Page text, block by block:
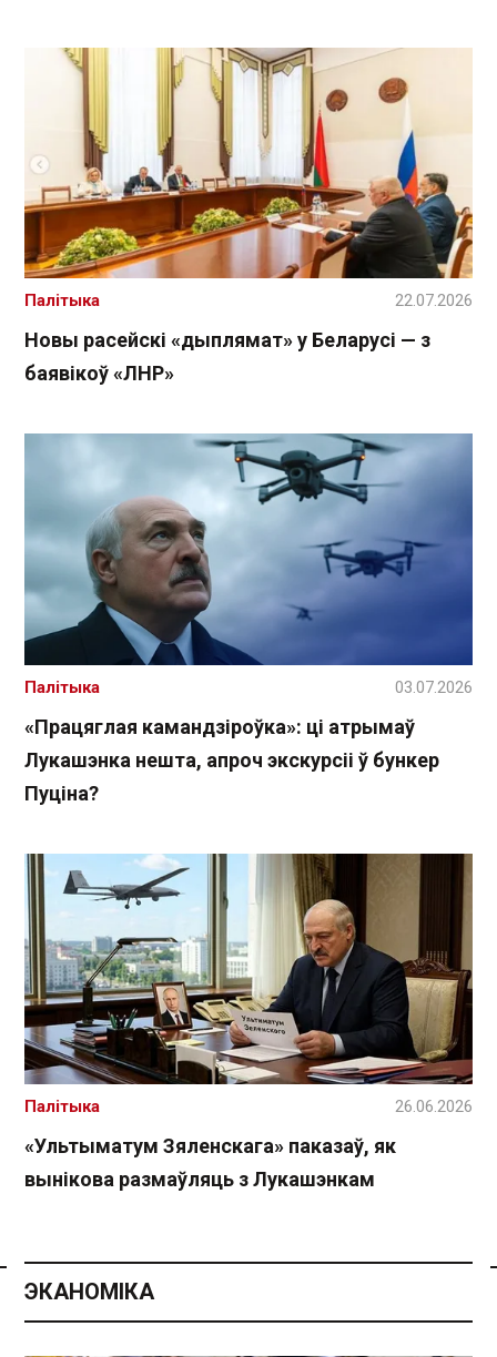
Спасылка без VPN
Новы расейскі «дыплямат» у Беларусі — з
баявікоў «ЛНР»
Палітыка 22.07.2026
«Працяглая камандзіроўка»: ці атрымаў
Лукашэнка нешта, апроч экскурсіі ў бункер
Пуціна?
Палітыка 03.07.2026
«Ультыматум Зяленскага» паказаў, як
вынікова размаўляць з Лукашэнкам
Палітыка 26.06.2026
ЭКАНОМІКА